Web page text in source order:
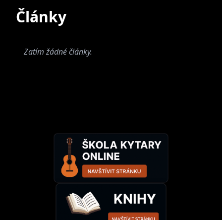
Současné
Články
Zatím žádné články.